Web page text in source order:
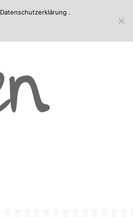
Datenschutzerklärung .